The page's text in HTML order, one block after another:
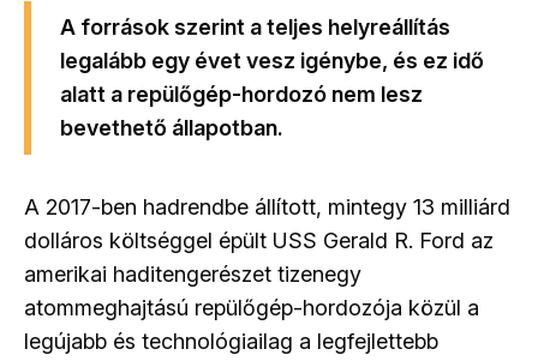
A források szerint a teljes helyreállítás
legalább egy évet vesz igénybe, és ez idő
alatt a repülőgép-hordozó nem lesz
bevethető állapotban.
A 2017-ben hadrendbe állított, mintegy 13 milliárd
dolláros költséggel épült USS Gerald R. Ford az
amerikai haditengerészet tizenegy
atommeghajtású repülőgép-hordozója közül a
legújabb és technológiailag a legfejlettebb